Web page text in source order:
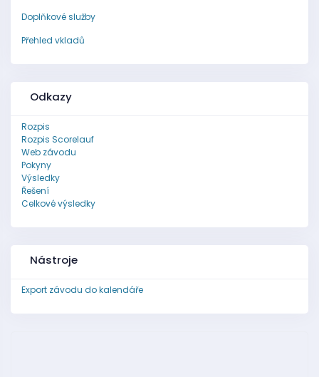
Doplňkové služby
Přehled vkladů
Odkazy
Rozpis
Rozpis Scorelauf
Web závodu
Pokyny
Výsledky
Řešení
Celkové výsledky
Nástroje
Export závodu do kalendáře